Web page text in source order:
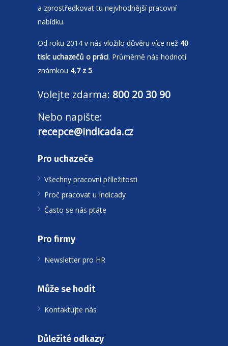
a zprostředkovat tu nejvhodnější pracovní
nabídku.
Od roku 2014 v nás vložilo důvěru více než 40
tisíc uchazečů o práci. Průměrně nás hodnotí
známkou 4,7 z 5.
Volejte zdarma: 800 20 30 90
Nebo napište:
recepce@indicada.cz
Pro uchazeče
Všechny pracovní příležitosti
Proč pracovat u Indicady
Často se nás ptáte
Pro firmy
Newsletter pro HR
Může se hodit
Kontaktujte nás
Důležité odkazy